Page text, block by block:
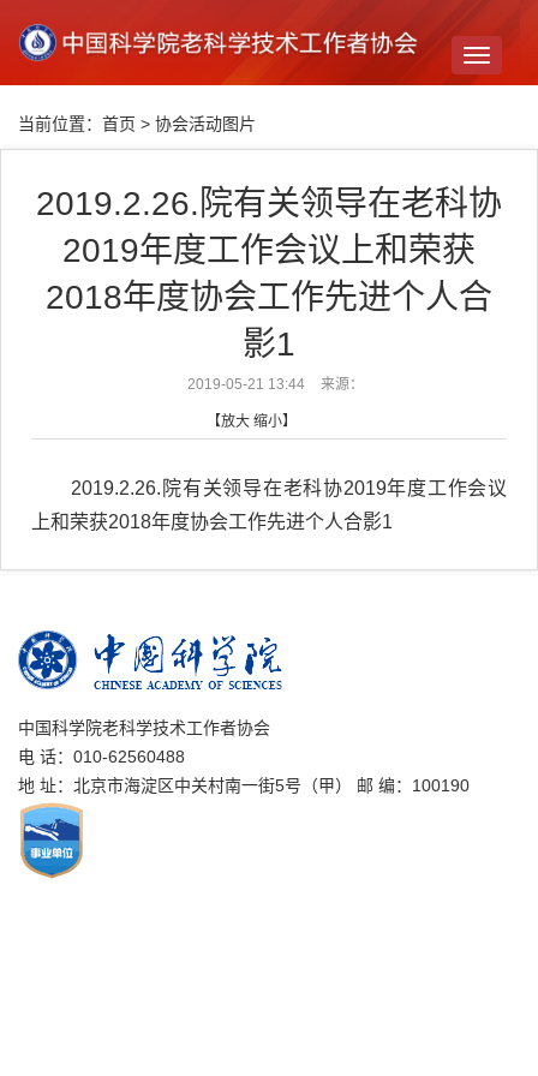
Toggle
当前位置： 首页 > 协会活动图片
2019.2.26.院有关领导在老科协
2019年度工作会议上和荣获
2018年度协会工作先进个人合
影1
2019-05-21 13:44 来源：
【放大 缩小】
2019.2.26.院有关领导在老科协2019年度工作会议
上和荣获2018年度协会工作先进个人合影1
中国科学院老科学技术工作者协会
电 话：010-62560488
地 址：北京市海淀区中关村南一街5号（甲） 邮 编：100190